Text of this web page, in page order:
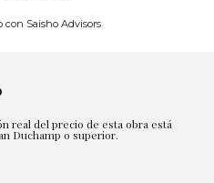
con Saisho Advisors
real del precio de esta obra está
Duchamp o superior.